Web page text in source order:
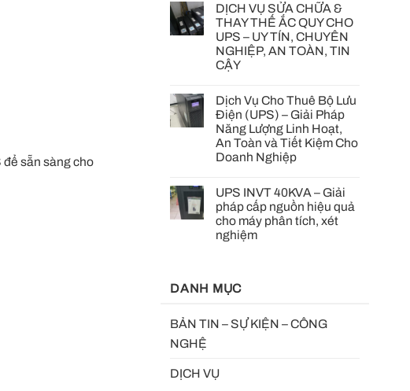
để sẵn sàng cho
DỊCH VỤ SỬA CHỮA &
THAY THẾ ẮC QUY CHO
UPS – UY TÍN, CHUYÊN
NGHIỆP, AN TOÀN, TIN
CẬY
Dịch Vụ Cho Thuê Bộ Lưu
Điện (UPS) – Giải Pháp
Năng Lượng Linh Hoạt,
An Toàn và Tiết Kiệm Cho
Doanh Nghiệp
UPS INVT 40KVA – Giải
pháp cấp nguồn hiệu quả
cho máy phân tích, xét
nghiệm
DANH MỤC
BẢN TIN – SỰ KIỆN – CÔNG
NGHỆ
DỊCH VỤ